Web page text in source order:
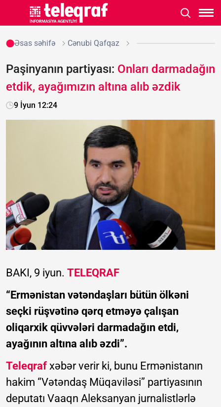
Əsas səhifə Cənubi Qafqaz
Paşinyanın partiyası: Onları darmadağın
etdik, ayağımızın altına alıb əzdik
9 İyun 12:24
BAKI, 9 iyun. TELEQRAF
“Ermənistan vətəndaşları bütün ölkəni
seçki rüşvətinə qərq etməyə çalışan
oliqarxik qüvvələri darmadağın etdi,
ayağının altına alıb əzdi”.
Teleqraf xəbər verir ki, bunu Ermənistanın
hakim “Vətəndaş Müqaviləsi” partiyasının
deputatı Vaaqn Aleksanyan jurnalistlərlə